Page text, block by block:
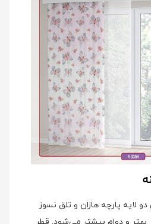
لایه پارچه هازان و تلق نسوز
و دوام بیشتر می‌شود. قطر